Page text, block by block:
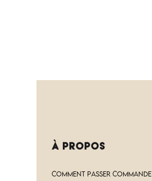
à PROPOS
COMMENT PASSER COMMANDE